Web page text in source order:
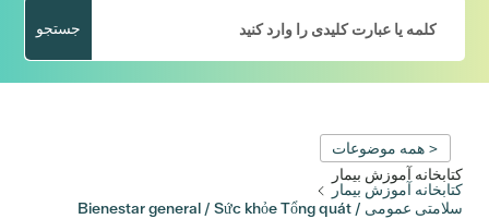
جستجو
< همه موضوعات
کتابخانه آموزش بیمار
کتابخانه آموزش بیمار
سلامتی عمومی / Bienestar general / Sức khỏe Tổng quát